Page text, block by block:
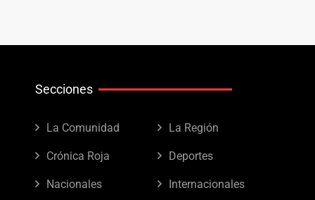
Secciones
La Comunidad La Región
Crónica Roja Deportes
Nacionales Internacionales